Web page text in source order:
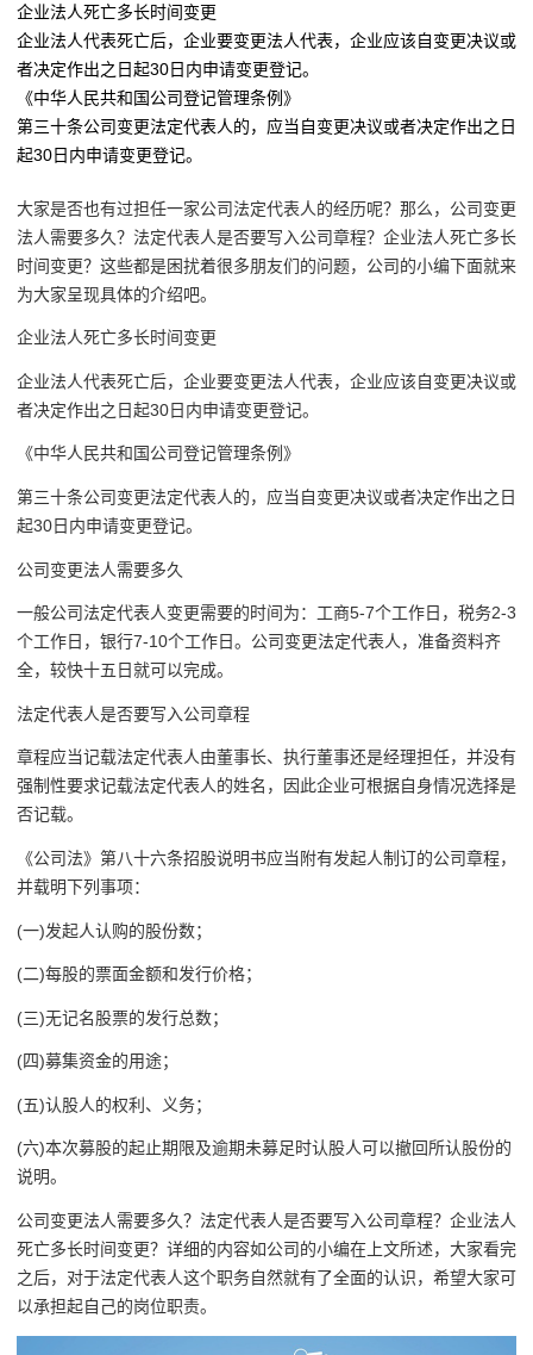
企业法人死亡多长时间变更
企业法人代表死亡后，企业要变更法人代表，企业应该自变更决议或
者决定作出之日起30日内申请变更登记。
《中华人民共和国公司登记管理条例》
第三十条公司变更法定代表人的，应当自变更决议或者决定作出之日
起30日内申请变更登记。
大家是否也有过担任一家公司法定代表人的经历呢？那么，公司变更
法人需要多久？法定代表人是否要写入公司章程？企业法人死亡多长
时间变更？这些都是困扰着很多朋友们的问题，公司的小编下面就来
为大家呈现具体的介绍吧。
企业法人死亡多长时间变更
企业法人代表死亡后，企业要变更法人代表，企业应该自变更决议或
者决定作出之日起30日内申请变更登记。
《中华人民共和国公司登记管理条例》
第三十条公司变更法定代表人的，应当自变更决议或者决定作出之日
起30日内申请变更登记。
公司变更法人需要多久
一般公司法定代表人变更需要的时间为：工商5-7个工作日，税务2-3
个工作日，银行7-10个工作日。公司变更法定代表人，准备资料齐
全，较快十五日就可以完成。
法定代表人是否要写入公司章程
章程应当记载法定代表人由董事长、执行董事还是经理担任，并没有
强制性要求记载法定代表人的姓名，因此企业可根据自身情况选择是
否记载。
《公司法》第八十六条招股说明书应当附有发起人制订的公司章程，
并载明下列事项：
(一)发起人认购的股份数；
(二)每股的票面金额和发行价格；
(三)无记名股票的发行总数；
(四)募集资金的用途；
(五)认股人的权利、义务；
(六)本次募股的起止期限及逾期未募足时认股人可以撤回所认股份的
说明。
公司变更法人需要多久？法定代表人是否要写入公司章程？企业法人
死亡多长时间变更？详细的内容如公司的小编在上文所述，大家看完
之后，对于法定代表人这个职务自然就有了全面的认识，希望大家可
以承担起自己的岗位职责。